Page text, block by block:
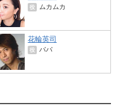
役 ムカムカ
花輪英司
役 パパ